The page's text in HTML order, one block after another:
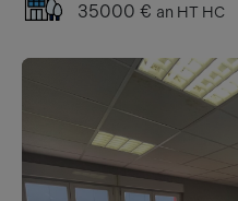
35000 € an HT HC